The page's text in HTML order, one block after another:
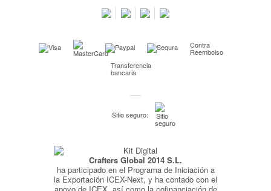
Kimidori PRINT, nuestro servicio de impresión de fotos
Pago seguro y financiación
Condiciones generales de Compra
Contra
Reembolso
Transferencia
bancaria
Sitio seguro:
Crafters Global 2014 S.L.
ha participado en el Programa de Iniciación a
la Exportación ICEX-Next, y ha contado con el